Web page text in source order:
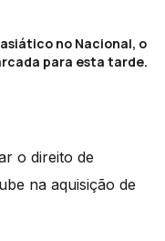
no Nacional, o
para esta tarde.
o direito de
na aquisição de